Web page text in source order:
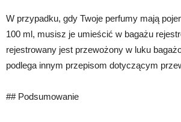
W przypadku, gdy Twoje perfumy mają
100 ml, musisz je umieścić w bagażu
rejestrowany jest przewożony w luku
podlega innym przepisom dotyczącym
## Podsumowanie